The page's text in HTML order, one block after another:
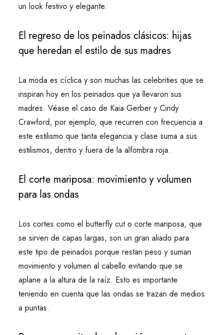
un look festivo y elegante.
El regreso de los peinados clásicos: hijas
que heredan el estilo de sus madres
La moda es cíclica y son muchas las celebrities que se
inspiran hoy en los peinados que ya llevaron sus
madres. Véase el caso de Kaia Gerber y Cindy
Crawford, por ejemplo, que recurren con frecuencia a
este estilismo que tanta elegancia y clase suma a sus
estilismos, dentro y fuera de la alfombra roja.
El corte mariposa: movimiento y volumen
para las ondas
Los cortes como el butterfly cut o corte mariposa, que
se sirven de capas largas, son un gran aliado para
este tipo de peinados porque restan peso y suman
movimiento y volumen al cabello evitando que se
aplane a la altura de la raíz. Esto es importante
teniendo en cuenta que las ondas se trazan de medios
a puntas.